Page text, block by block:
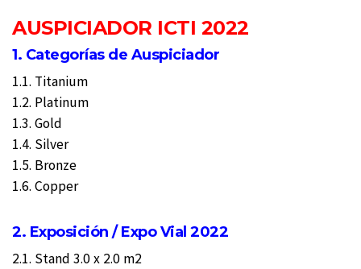
AUSPICIADOR ICTI 2022
1. Categorías de Auspiciador
1.1. Titanium
1.2. Platinum
1.3. Gold
1.4. Silver
1.5. Bronze
1.6. Copper
2. Exposición / Expo Vial 2022
2.1. Stand 3.0 x 2.0 m2